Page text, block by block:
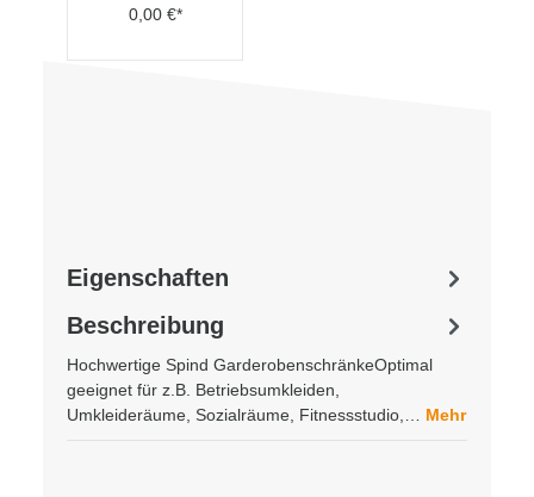
0,00 €*
Beschreibung
Hochwertige Spind GarderobenschränkeOptimal
geeignet für z.B. Betriebsumkleiden,
Umkleideräume, Sozialräume, Fitnessstudio,… Mehr
Eigenschaften